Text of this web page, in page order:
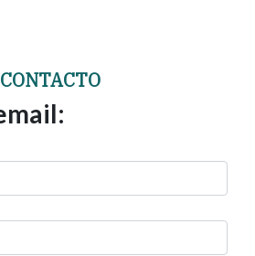
CONTACTO